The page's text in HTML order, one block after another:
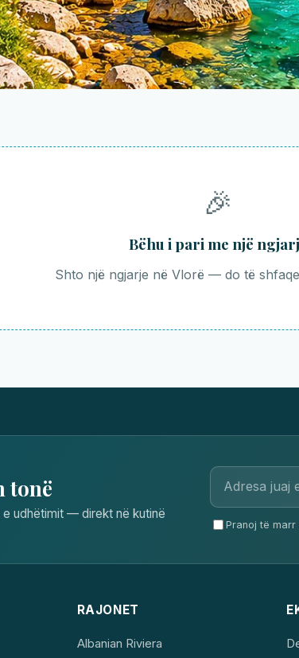
🎉
Bëhu i pari me një
Shto një ngjarje në Vlorë — do të
tonë
e udhëtimit — direkt në kutinë
Pranoj të
RAJONET
Albanian Riviera